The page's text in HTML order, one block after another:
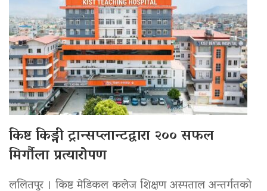
किष्ट किड्नी ट्रान्सप्लान्टद्वारा २०० सफल
मिर्गौला प्रत्यारोपण
ललितपुर । किष्ट मेडिकल कलेज शिक्षण अस्पताल अन्तर्गतको